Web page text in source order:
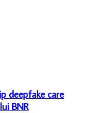
deepfake care
BNR